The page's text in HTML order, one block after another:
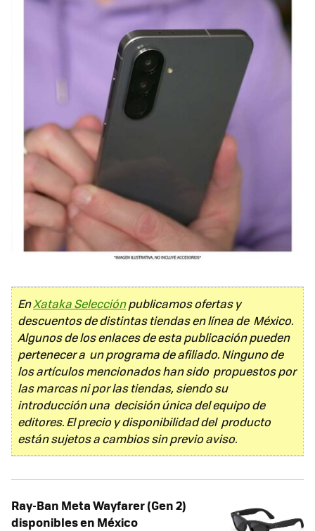
EnXataka Selecciónpublicamos ofertas y
descuentos de distintas tiendas en línea de México.
Algunos de los enlaces de esta publicación pueden
pertenecer a un programa de afiliado. Ninguno de
los artículos mencionados han sido propuestos por
las marcas ni por las tiendas, siendo su
introducción una decisión única del equipo de
editores. El precio y disponibilidad del producto
están sujetos a cambios sin previo aviso.
Ray-Ban Meta Wayfarer (Gen 2)
disponibles en México